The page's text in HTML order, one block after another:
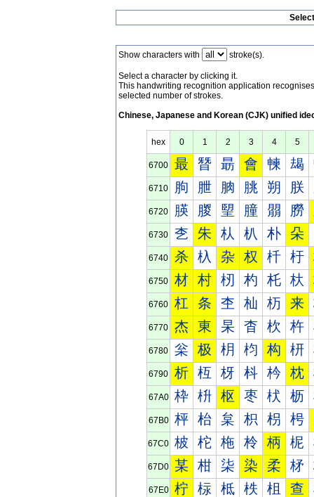
Show characters with stroke(s).
Select a character by clicking it.
This handwriting recognition application
selected number of strokes.
Chinese, Japanese and Korean (CJK) unified
hex 0 1 2 3 4 5
6700 最 朁 朂 會 朄 朅
6710 朐 朑 朒 朓 朔 朕
6720 朠 朡 朢 朣 朤 朥
6730 朰 朱 朲 朳 朴 朵
6740 杀 杁 杂 权 杄 杅
6750 材 村 杒 杓 杔 杕
6760 杠 条 杢 杣 杤 来
6770 杰 東 杲 杳 杴 杵
6780 枀 极 枂 枃 构 枅
6790 析 枑 枒 枓 枔 枕
67A0 枠 枡 枢 枣 枤 枥
67B0 枰 枱 枲 枳 枴 枵
67C0 柀 柁 柂 柃 柄 柅
67D0 某 柑 柒 染 柔 柕
67E0 柠 柡 柢 柣 柤 查